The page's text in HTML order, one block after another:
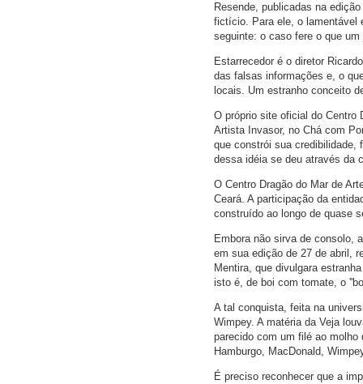
Resende, publicadas na
fictício. Para ele, o lamentável
seguinte: o caso fere o que
Estarrecedor é o diretor
das falsas informações e, o
locais. Um estranho conceito
O próprio site oficial do Centro
Artista Invasor, no Chá com
que constrói sua credibilidade,
dessa idéia se deu através da
O Centro Dragão do Mar de
Ceará. A participação da
construído ao longo de quase
Embora não sirva de consolo,
em sua edição de 27 de abril,
Mentira, que divulgara
isto é, de boi com tomate, o
A tal conquista, feita na
Wimpey. A matéria da Veja
parecido com um filé ao
Hamburgo, MacDonald,
É preciso reconhecer que a